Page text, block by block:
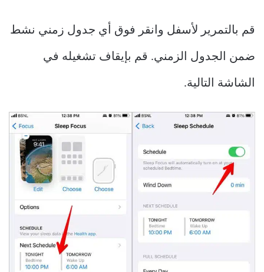
قم بالتمرير لأسفل وانقر فوق أي جدول زمني نشط
ضمن الجدول الزمني. قم بإيقاف تشغيله في
الشاشة التالية.